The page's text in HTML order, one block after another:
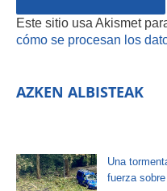
Este sitio usa Akismet
cómo se procesan los
AZKEN ALBISTEAK
Una
fuerza